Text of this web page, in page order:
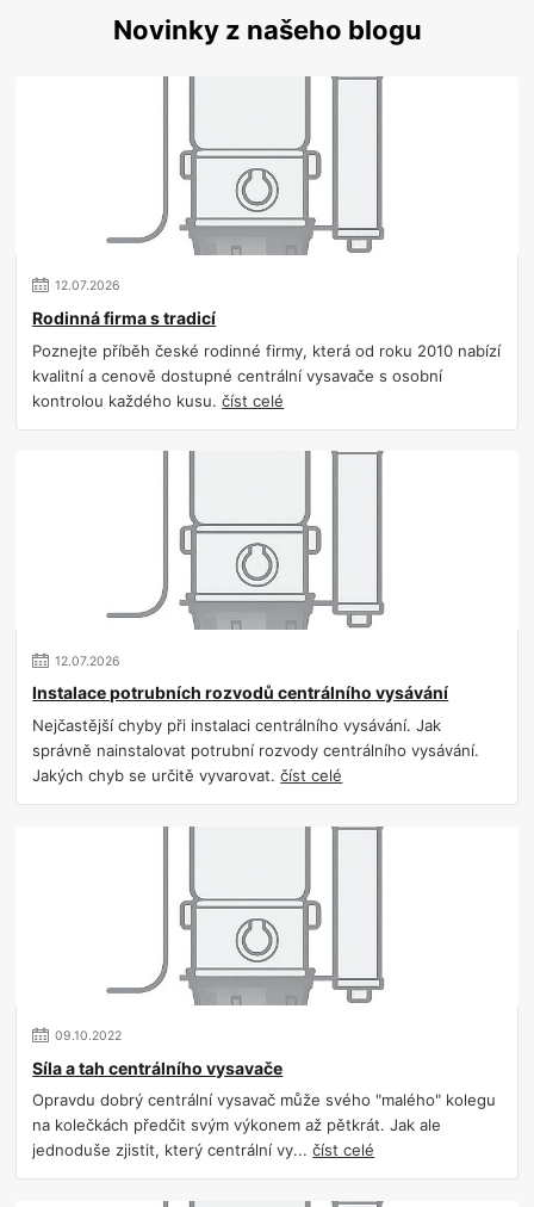
Novinky z našeho blogu
12.07.2026
Rodinná firma s tradicí
Poznejte příběh české rodinné firmy, která od roku 2010 nabízí
kvalitní a cenově dostupné centrální vysavače s osobní
kontrolou každého kusu.číst celé
12. 07. 2026
Instalace potrubních rozvodů centrálního vysávání
Nejčastější chyby při instalaci centrálního vysávání. Jak
správně nainstalovat potrubní rozvody centrálního vysávání.
Jakých chyb se určitě vyvarovat.číst celé
09.10.2022
Síla a tah centrálního vysavače
Opravdu dobrý centrální vysavač může svého "malého" kolegu
na kolečkách předčit svým výkonem až pětkrát. Jak ale
jednoduše zjistit, který centrální vy...číst celé